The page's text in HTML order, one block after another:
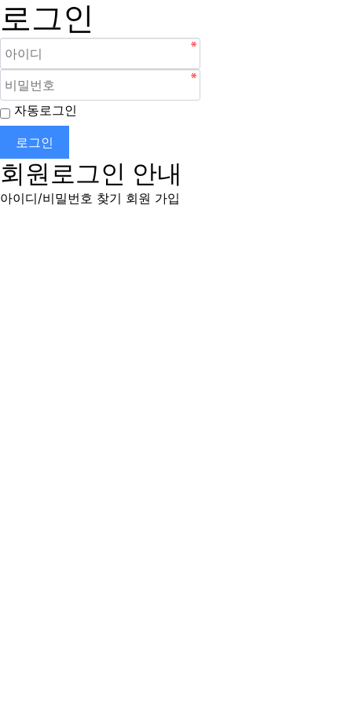
로그인
자동로그인
로그인
회원로그인 안내
아이디/비밀번호 찾기 회원 가입